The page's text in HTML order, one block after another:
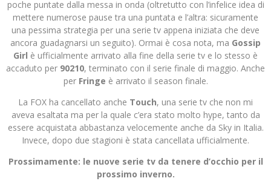
poche puntate dalla messa in onda (oltretutto con l’infelice idea di
mettere numerose pause tra una puntata e l’altra: sicuramente
una pessima strategia per una serie tv appena iniziata che deve
ancora guadagnarsi un seguito). Ormai è cosa nota, ma Gossip
Girl è ufficialmente arrivato alla fine della serie tv e lo stesso è
accaduto per 90210, terminato con il serie finale di maggio. Anche
per Fringe è arrivato il season finale.
La FOX ha cancellato anche Touch, una serie tv che non mi
aveva esaltata ma per la quale c’era stato molto hype, tanto da
essere acquistata abbastanza velocemente anche da Sky in Italia.
Invece, dopo due stagioni è stata cancellata ufficialmente.
Prossimamente: le nuove serie tv da tenere d’occhio per il
prossimo inverno.